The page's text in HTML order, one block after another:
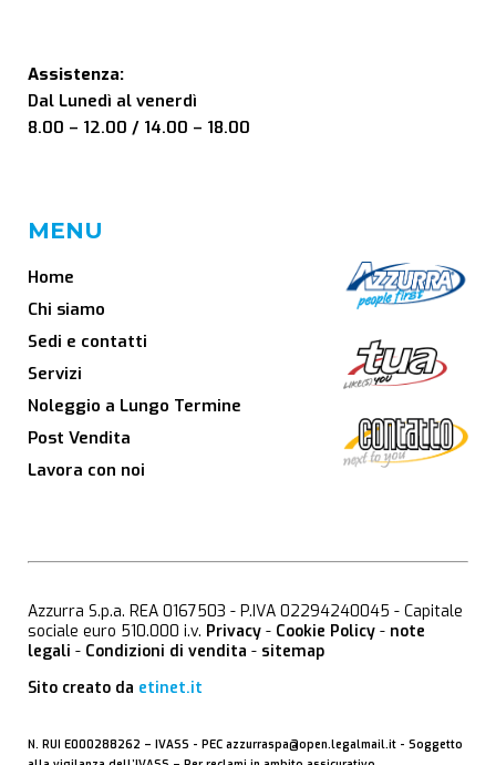
Assistenza:
Dal Lunedì al venerdì
8.00 – 12.00 / 14.00 – 18.00
MENU
Home
Chi siamo
Sedi e contatti
Servizi
Noleggio a Lungo Termine
Post Vendita
Lavora con noi
Azzurra S.p.a. REA 0167503 - P.IVA 02294240045 - Capitale
sociale euro 510.000 i.v. Privacy - Cookie Policy - note
legali - Condizioni di vendita - sitemap
Sito creato da etinet.it
N. RUI E000288262 – IVASS - PEC azzurraspa@open.legalmail.it - Soggetto